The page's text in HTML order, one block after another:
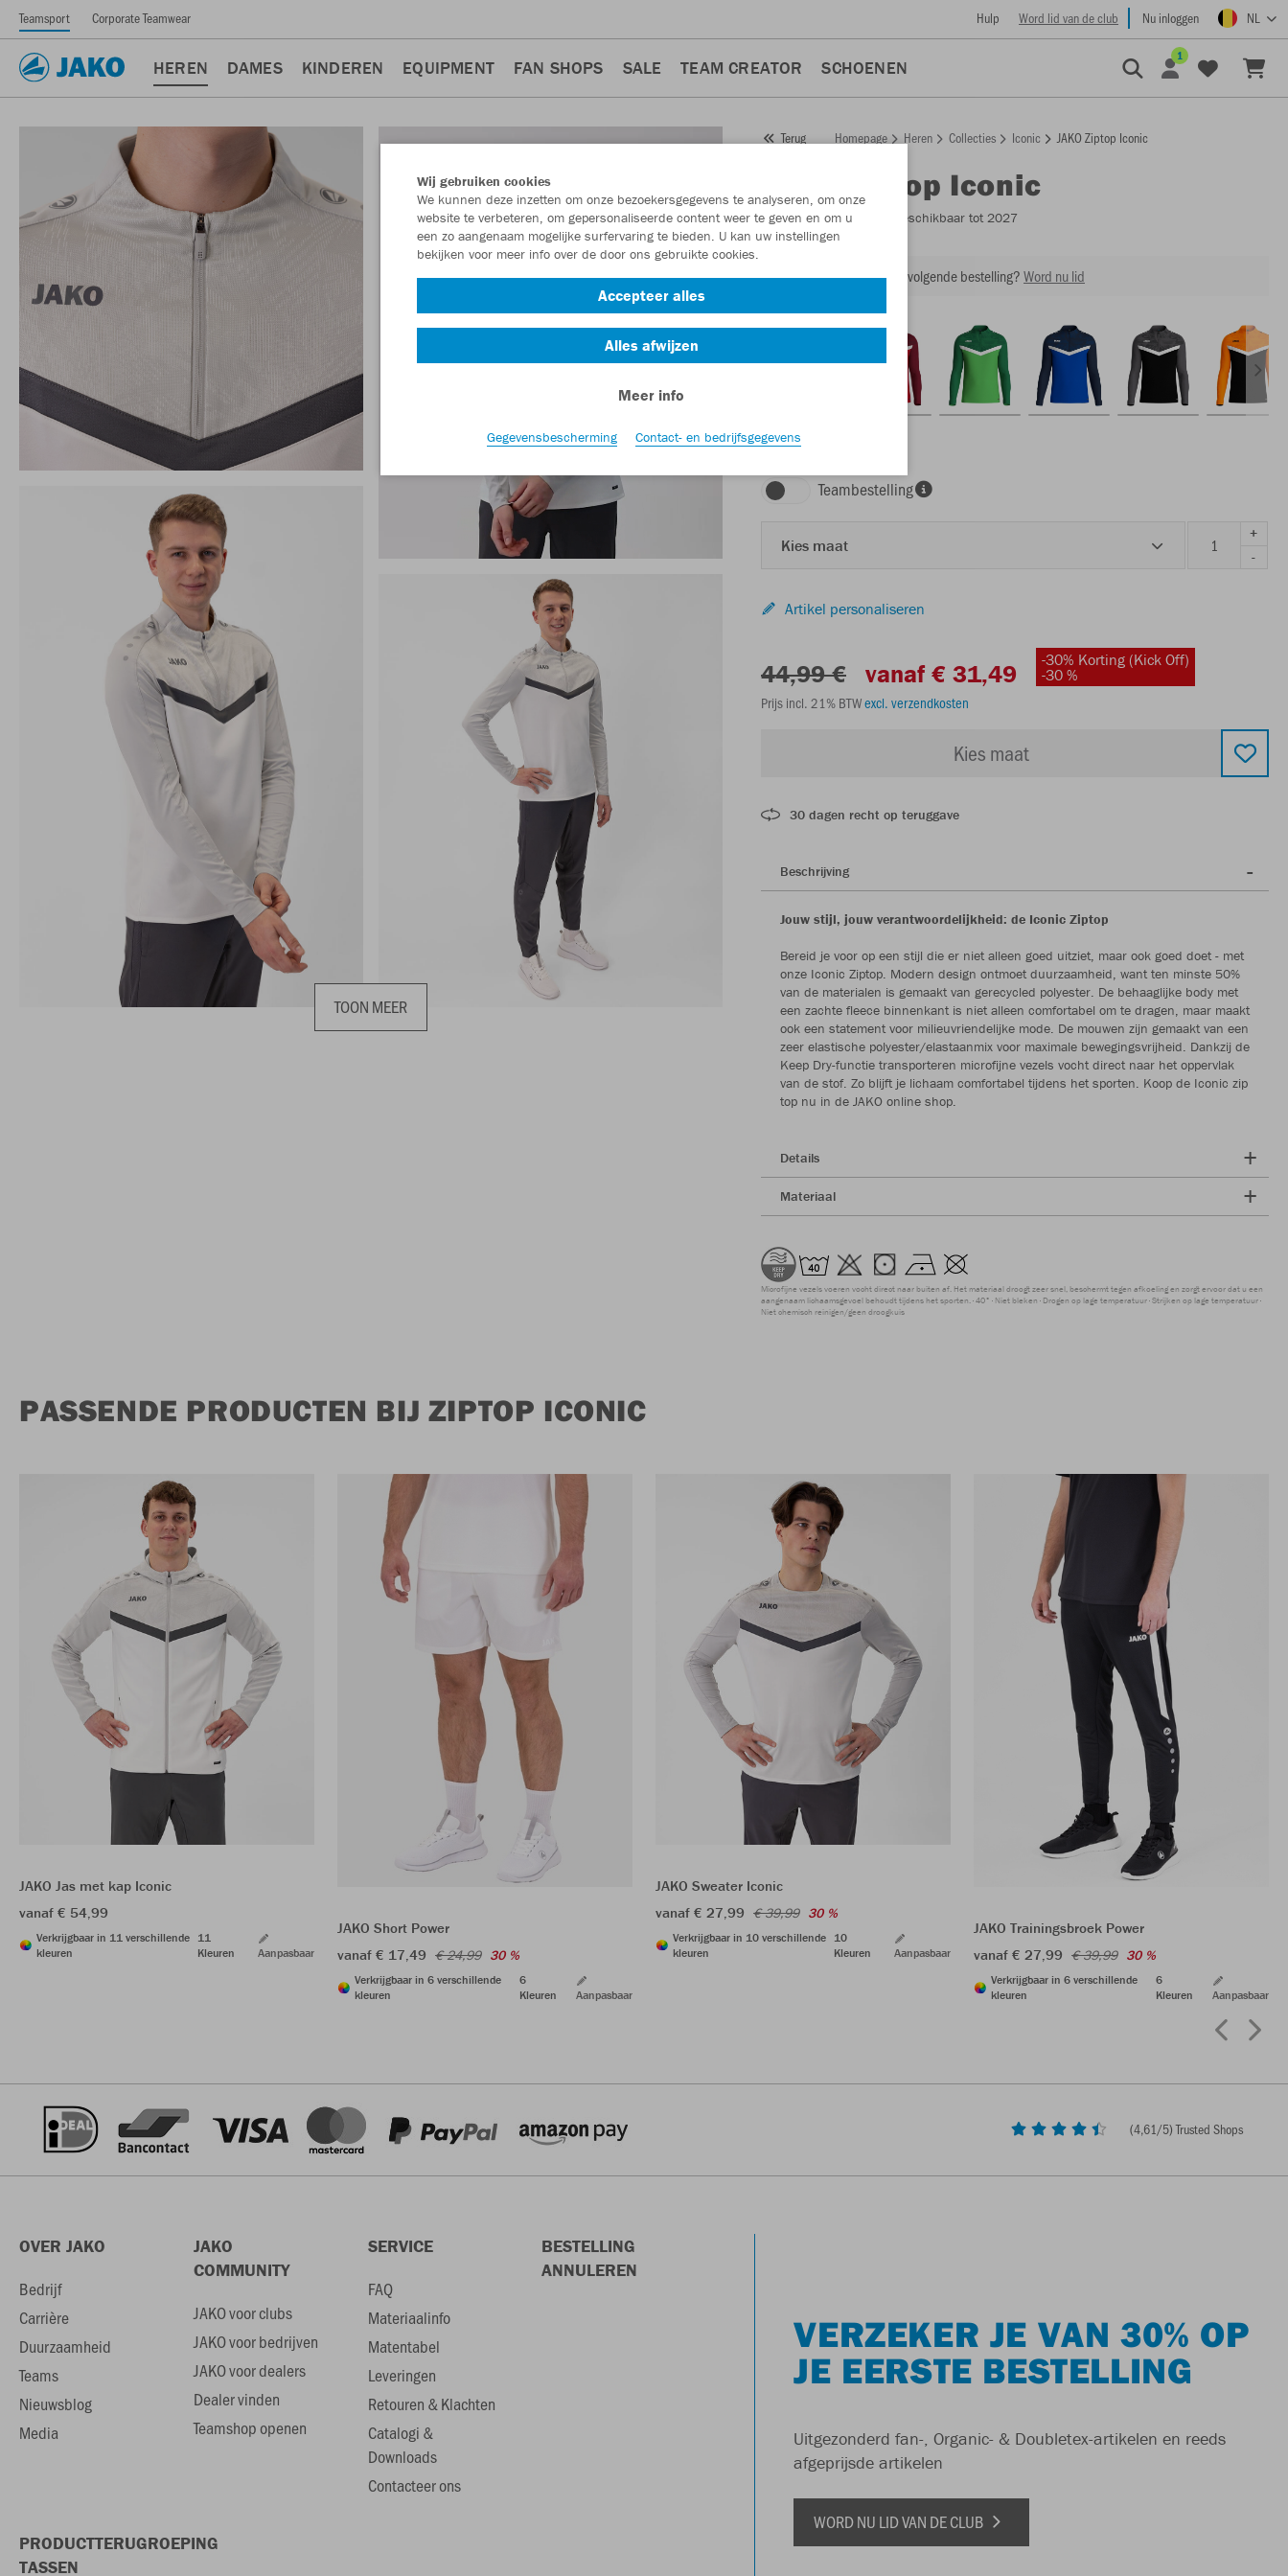
Teamsport Corporate Teamwear Hulp Word lid van de club Nu inloggen NL
HEREN DAMES KINDEREN EQUIPMENT FAN SHOPS SALE TEAM CREATOR SCHOENEN
1
TOON MEER
Terug Homepage Heren Collecties Iconic JAKO Ziptop Iconic
Ziptop Iconic
Artikelnummer: - Beschikbaar tot 2027
Zin in 30% korting op je volgende bestelling?Word nu lid
wit/zachtgrijs/antra light
Teambestelling
Kies maat
+
-
Artikel personaliseren
44,99 € vanaf € 31,49
-30% Korting (Kick Off)
-30 %
Prijs incl. 21% BTWexcl. verzendkosten
Kies maat
30 dagen recht op teruggave
Beschrijving
Jouw stijl, jouw verantwoordelijkheid: de Iconic Ziptop
Bereid je voor op een stijl die er niet alleen goed uitziet, maar ook goed doet - met
onze Iconic Ziptop. Modern design ontmoet duurzaamheid, want ten minste 50%
van de materialen is gemaakt van gerecycled polyester. De behaaglijke body met
een zachte fleece binnenkant is niet alleen comfortabel om te dragen, maar maakt
ook een statement voor milieuvriendelijke mode. De mouwen zijn gemaakt van een
zeer elastische polyester/elastaanmix voor maximale bewegingsvrijheid. Dankzij de
Keep Dry-functie transporteren microfijne vezels vocht direct naar het oppervlak
van de stof. Zo blijft je lichaam comfortabel tijdens het sporten. Koop de Iconic zip
top nu in de JAKO online shop.
Details
Materiaal
Microfijne vezels voeren vocht direct naar buiten af. Het materiaal droogt zeer snel, beschermt tegen afkoeling en zorgt ervoor dat u een
aangenaam lichaamsgevoel behoudt tijdens het sporten. 40° Niet bleken Drogen op lage temperatuur Strijken op lage temperatuur
Niet chemisch reinigen/geen droogkuis
PASSENDE PRODUCTEN BIJ ZIPTOP ICONIC
JAKO Jas met kap Iconic
vanaf € 54,99
Verkrijgbaar in 11 verschillende
kleuren
11
Kleuren
Aanpasbaar
JAKO Short Power
vanaf € 17,49 € 24,99 30 %
Verkrijgbaar in 6 verschillende
kleuren
6
Kleuren
Aanpasbaar
JAKO Sweater Iconic
vanaf € 27,99 € 39,99 30 %
Verkrijgbaar in 10 verschillende
kleuren
10
Kleuren
Aanpasbaar
JAKO Trainingsbroek Power
vanaf € 27,99 € 39,99 30 %
Verkrijgbaar in 6 verschillende
kleuren
6
Kleuren
Aanpasbaar
(4,61/5) Trusted Shops
OVER JAKO
Bedrijf
Carrière
Duurzaamheid
Teams
Nieuwsblog
Media
JAKO
COMMUNITY
JAKO voor clubs
JAKO voor bedrijven
JAKO voor dealers
Dealer vinden
Teamshop openen
SERVICE
FAQ
Materiaalinfo
Matentabel
Leveringen
Retouren & Klachten
Catalogi &
Downloads
Contacteer ons
BESTELLING
ANNULEREN
PRODUCTTERUGROEPING
TASSEN
VERZEKER JE VAN 30% OP
JE EERSTE BESTELLING
Uitgezonderd fan-, Organic- & Doubletex-artikelen en reeds
afgeprijsde artikelen
WORD NU LID VAN DE CLUB
Wij gebruiken cookies
We kunnen deze inzetten om onze bezoekersgegevens te analyseren, om onze
website te verbeteren, om gepersonaliseerde content weer te geven en om u
een zo aangenaam mogelijke surfervaring te bieden. U kan uw instellingen
bekijken voor meer info over de door ons gebruikte cookies.
Accepteer alles
Alles afwijzen
Meer info
Gegevensbescherming Contact- en bedrijfsgegevens